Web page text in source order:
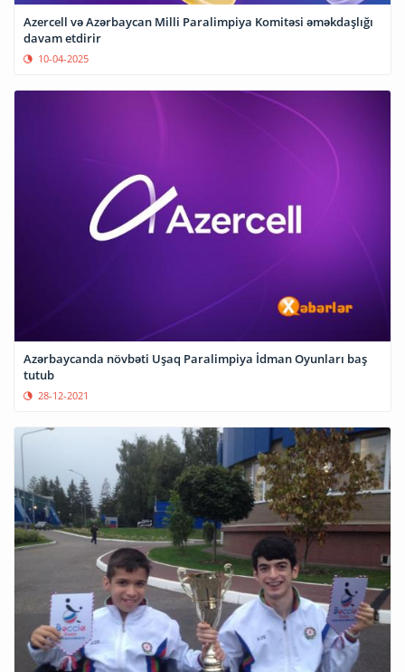
Azercell və Azərbaycan Milli Paralimpiya Komitəsi əməkdaşlığı
davam etdirir
10-04-2025
Azərbaycanda növbəti Uşaq Paralimpiya İdman Oyunları baş
tutub
28-12-2021